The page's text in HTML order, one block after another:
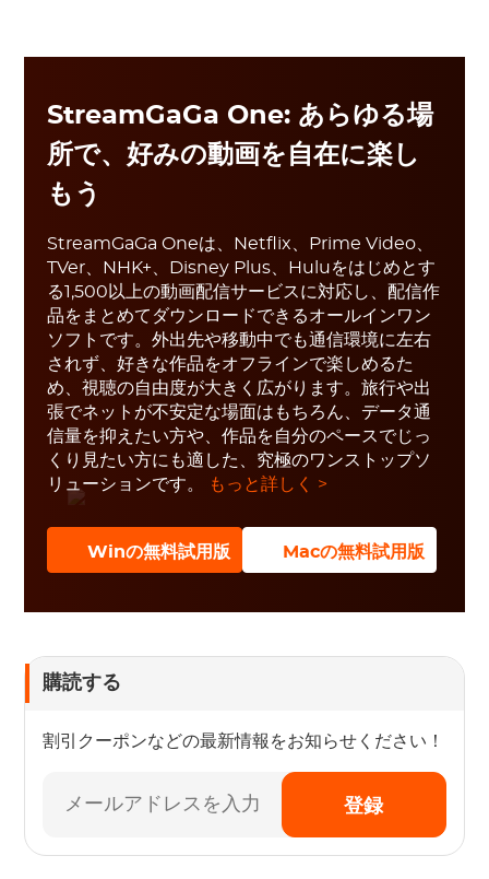
StreamGaGa One: あらゆる場
所で、好みの動画を自在に楽し
もう
StreamGaGa Oneは、Netflix、Prime Video、
TVer、NHK+、Disney Plus、Huluをはじめとす
る1,500以上の動画配信サービスに対応し、配信作
品をまとめてダウンロードできるオールインワン
ソフトです。外出先や移動中でも通信環境に左右
されず、好きな作品をオフラインで楽しめるた
め、視聴の自由度が大きく広がります。旅行や出
張でネットが不安定な場面はもちろん、データ通
信量を抑えたい方や、作品を自分のペースでじっ
くり見たい方にも適した、究極のワンストップソ
リューションです。
もっと詳しく >
Winの無料試用版 Macの無料試用版
購読する
割引クーポンなどの最新情報をお知らせください！
登録